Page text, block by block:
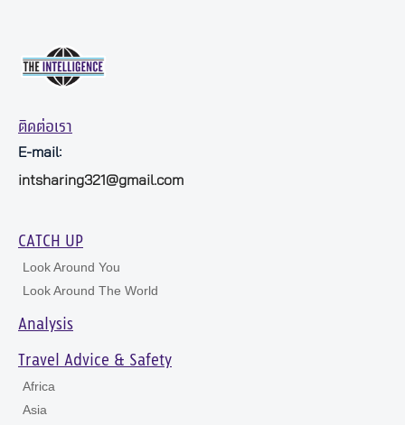
ติดต่อเรา
E-mail:
intsharing321@gmail.com
CATCH UP
Look Around You
Look Around The World
Analysis
Travel Advice & Safety
Africa
Asia